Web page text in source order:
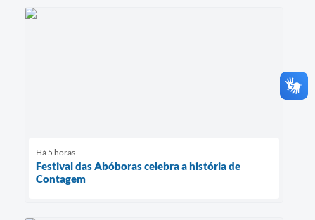
Há 5 horas
Festival das Abóboras celebra a história de
Contagem